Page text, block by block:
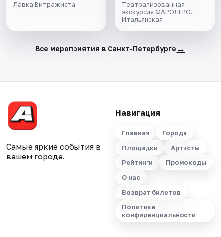
Лавка Витражиста
Театрализованная
экскурсия ФАРОЛЕРО.
Итальянская
Все мероприятия в Санкт-Петербурге →
Самые яркие события в
вашем городе.
Навигация
Главная
Города
Площадки
Артисты
Рейтинги
Промокоды
О нас
Возврат билетов
Политика
конфиденциальности